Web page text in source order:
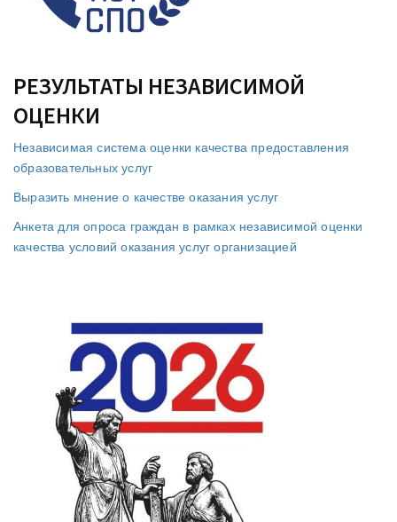
РЕЗУЛЬТАТЫ НЕЗАВИСИМОЙ
ОЦЕНКИ
Независимая система оценки качества предоставления
образовательных услуг
Выразить мнение о качестве оказания услуг
Анкета для опроса граждан в рамках независимой оценки
качества условий оказания услуг организацией